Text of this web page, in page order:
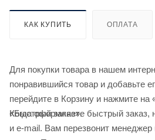
КАК КУПИТЬ ОПЛАТА
Для покупки товара в нашем
понравившийся товар и добавьте
перейдите в Корзину и нажмите
«Быстрый заказ».
Когда оформляете быстрый
и e-mail. Вам перезвонит менеджер